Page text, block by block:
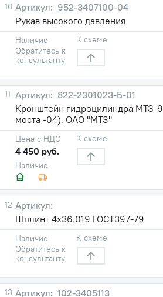
10
952-3407100-04
Рукав высокого давления
Наличие
Обратитесь к
консультанту
К схеме
11
822-2301023-Б-01
Кронштейн гидроцилиндра МТЗ-
моста -04), ОАО "МТЗ"
Наличие
Цена с НДС
4 450 руб.
К схеме
12
Шплинт 4х36.019 ГОСТ397-79
Наличие
Обратитесь к
консультанту
К схеме
13
102-3405113